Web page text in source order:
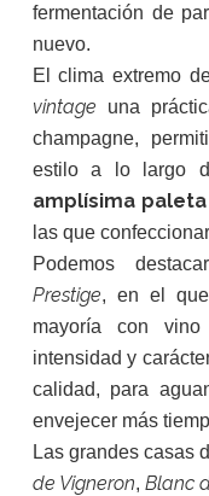
fermentación de
nuevo.
El clima extremo
vintage una
champagne,
estilo a lo largo
amplísima
las que
Podemos
Prestige, en el
mayoría con
intensidad y
calidad, para
envejecer más
Las grandes casas
de Vigneron, Blanc